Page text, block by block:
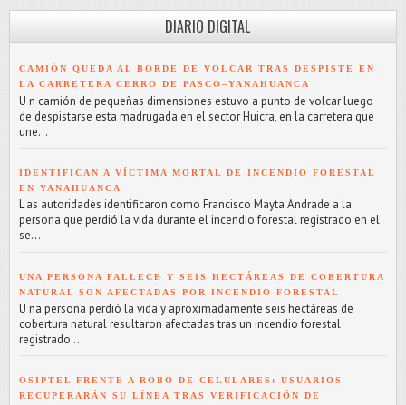
DIARIO DIGITAL
CAMIÓN QUEDA AL BORDE DE VOLCAR TRAS DESPISTE EN
LA CARRETERA CERRO DE PASCO–YANAHUANCA
U n camión de pequeñas dimensiones estuvo a punto de volcar luego
de despistarse esta madrugada en el sector Huicra, en la carretera que
une...
IDENTIFICAN A VÍCTIMA MORTAL DE INCENDIO FORESTAL
EN YANAHUANCA
L as autoridades identificaron como Francisco Mayta Andrade a la
persona que perdió la vida durante el incendio forestal registrado en el
se...
UNA PERSONA FALLECE Y SEIS HECTÁREAS DE COBERTURA
NATURAL SON AFECTADAS POR INCENDIO FORESTAL
U na persona perdió la vida y aproximadamente seis hectáreas de
cobertura natural resultaron afectadas tras un incendio forestal
registrado ...
OSIPTEL FRENTE A ROBO DE CELULARES: USUARIOS
RECUPERARÁN SU LÍNEA TRAS VERIFICACIÓN DE